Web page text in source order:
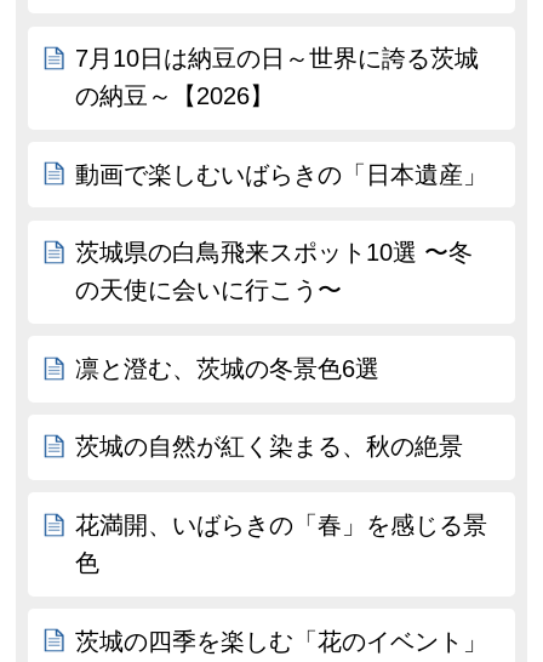
7月10日は納豆の日～世界に誇る茨城
の納豆～【2026】
動画で楽しむいばらきの「日本遺産」
茨城県の白鳥飛来スポット10選 〜冬
の天使に会いに行こう〜
凛と澄む、茨城の冬景色6選
茨城の自然が紅く染まる、秋の絶景
花満開、いばらきの「春」を感じる景
色
茨城の四季を楽しむ「花のイベント」